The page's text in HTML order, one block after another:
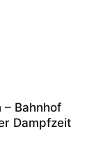
– Bahnhof
Dampfzeit